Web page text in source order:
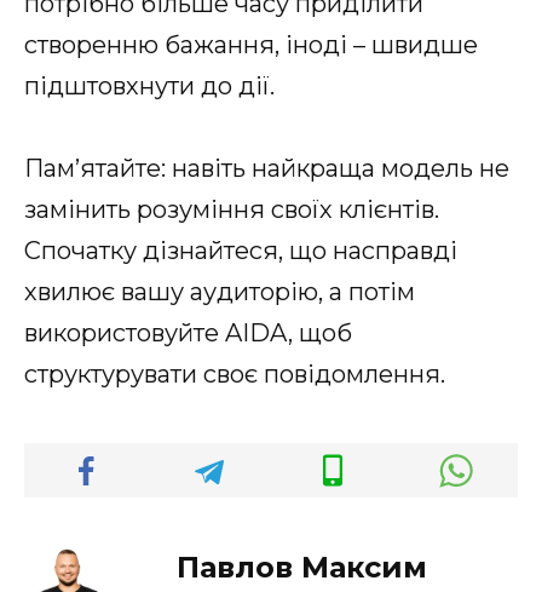
створенню бажання, іноді – швидше
підштовхнути до дії.
Пам’ятайте: навіть найкраща модель не
замінить розуміння своїх клієнтів.
Спочатку дізнайтеся, що насправді
хвилює вашу аудиторію, а потім
використовуйте AIDA, щоб
структурувати своє повідомлення.
Павлов Максим